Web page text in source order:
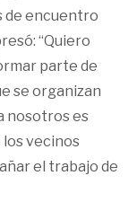
de encuentro
“Quiero
parte de
se organizan
nosotros es
vecinos
el trabajo de